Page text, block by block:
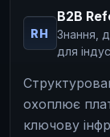
RH
B2B
Знання,
для
охоплює
ключову